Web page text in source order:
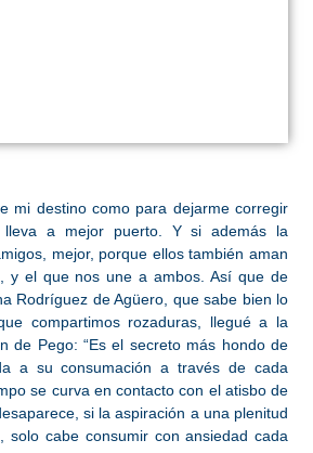
mi destino como para dejarme corregir
a mejor puerto. Y si además la
mejor, porque ellos también aman
y el que nos une a ambos. Así que de
Rodríguez de Agüero, que sabe bien lo
compartimos rozaduras, llegué a la
de Pego: “Es el secreto más hondo de
a su consumación a través de cada
se curva en contacto con el atisbo de
si la aspiración a una plenitud
solo cabe consumir con ansiedad cada